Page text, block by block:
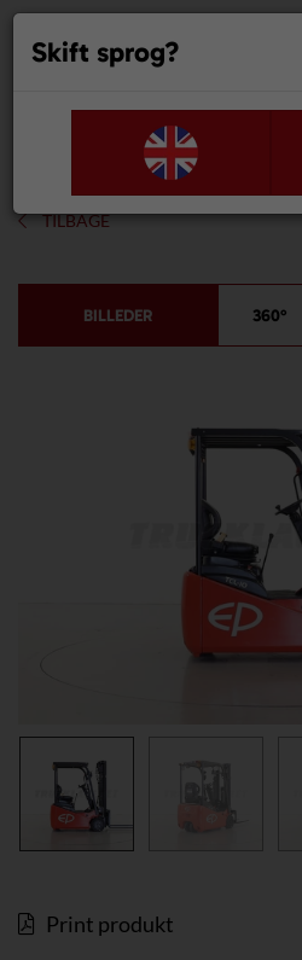
TILBAGE
BILLEDER 360°
Print produkt
Skift sprog?